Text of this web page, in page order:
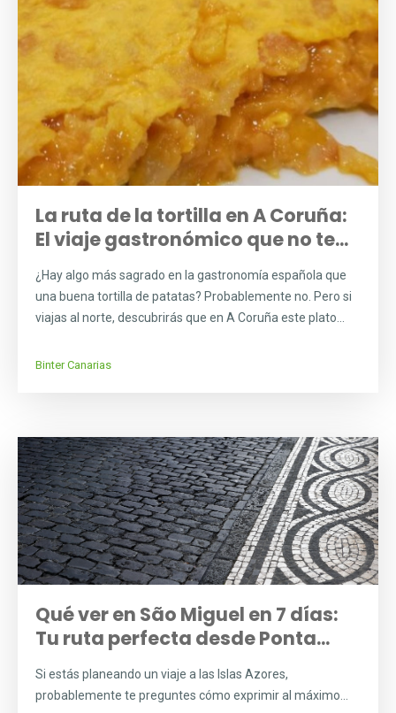
La ruta de la tortilla en A Coruña:
El viaje gastronómico que no te...
¿Hay algo más sagrado en la gastronomía española que
una buena tortilla de patatas? Probablemente no. Pero si
viajas al norte, descubrirás que en A Coruña este plato...
Binter Canarias
Qué ver en São Miguel en 7 días:
Tu ruta perfecta desde Ponta...
Si estás planeando un viaje a las Islas Azores,
probablemente te preguntes cómo exprimir al máximo...